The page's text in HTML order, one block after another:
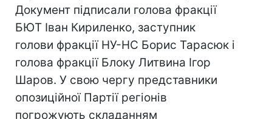
Документ підписали голова фракції
БЮТ Іван Кириленко, заступник
голови фракції НУ-НС Борис Тарасюк і
голова фракції Блоку Литвина Ігор
Шаров. У свою чергу представники
опозиційної Партії регіонів
погрожують складанням